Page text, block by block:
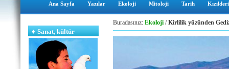
Ana Sayfa Yazılar Ekoloji Mitoloji Tarih
♦ Sanat, kültür
Buradasınız: Ekoloji /Kirlilik yüzünden